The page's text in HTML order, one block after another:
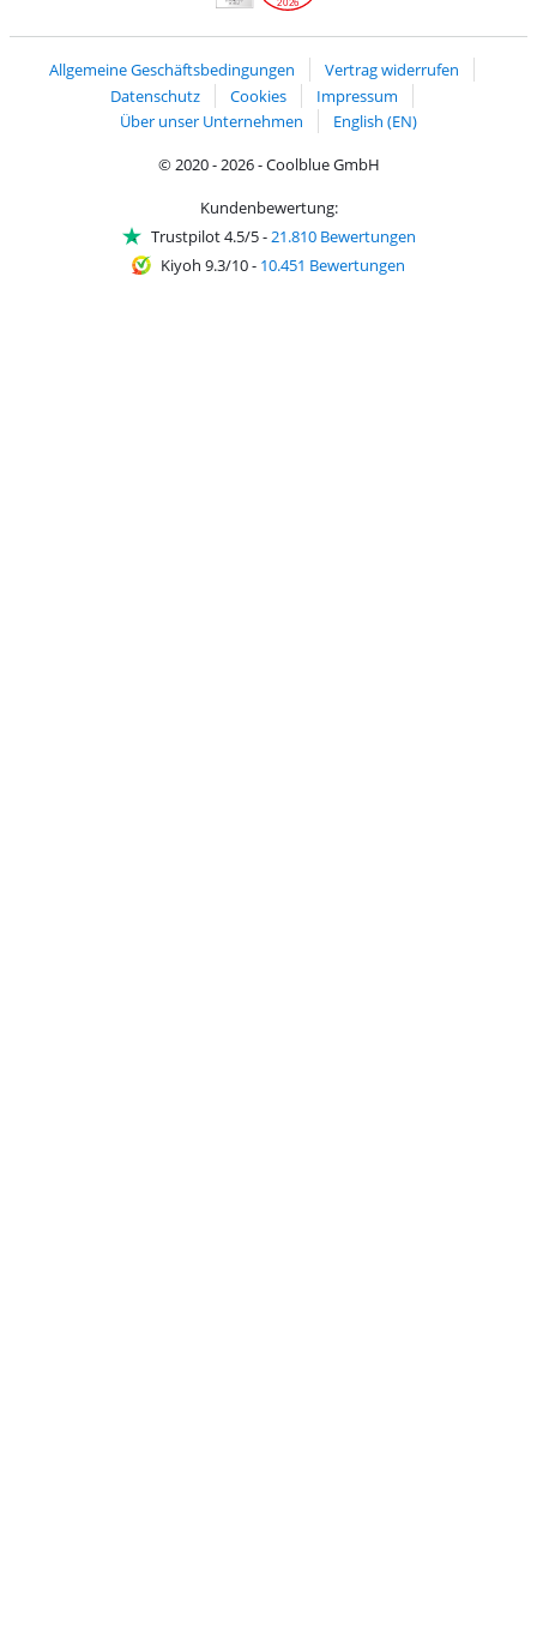
Allgemeine Geschäftsbedingungen
Vertrag widerrufen
Datenschutz
Cookies
Impressum
Über unser Unternehmen
English (EN)
© 2020 - 2026 - Coolblue GmbH
Kundenbewertung:
Trustpilot 4.5/5-21.810 Bewertungen
Kiyoh 9.3/10- 10.451 Bewertungen